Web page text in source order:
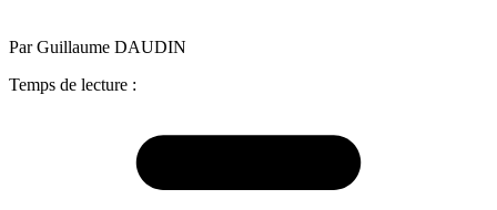
Par Guillaume DAUDIN
Temps de lecture :